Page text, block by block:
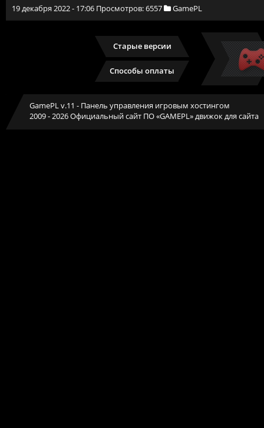
19 декабря 2022 - 17:06 Просмотров: 6557 GamePL
Старые версии
Способы оплаты
GamePL v.11 - Панель управления игровым хостингом
2009 - 2026 Официальный сайт ПО «GAMEPL» движок для сайта